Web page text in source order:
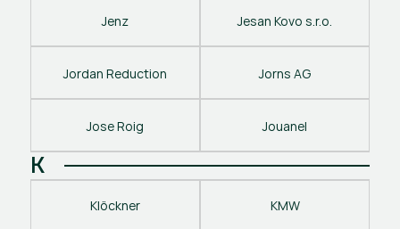
Jenz Jesan Kovo s.r.o.
Jordan Reduction Jorns AG
Jose Roig Jouanel
K
Klöckner KMW